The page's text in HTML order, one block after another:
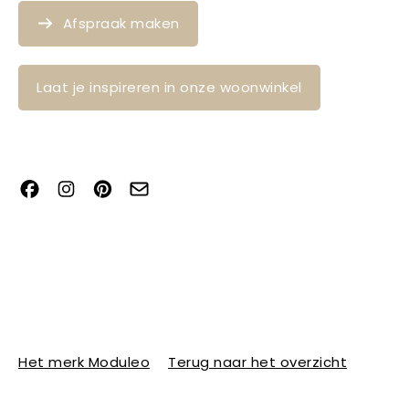
Afspraak maken
Laat je inspireren in onze woonwinkel
Het merk Moduleo Terug naar het overzicht